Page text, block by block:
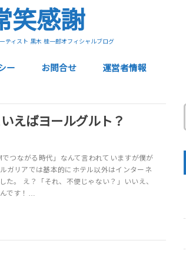
笑感謝
ティスト 黒木 桂一郎オフィシャルブログ
ー お問合せ 運営者情報
えばヨールグルト？
つながる時代」なんて言われていますが僕が
ガリアでは基本的にホテル以外はインターネ
た。 え？「それ、不便じゃない？」いいえ、
です！…